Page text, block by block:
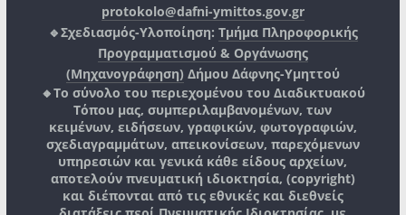
protokolo@dafni-ymittos.gov.gr
🔹Σχεδιασμός-Υλοποίηση: Τμήμα Πληροφορικής
Προγραμματισμού & Οργάνωσης
(Μηχανογράφηση) Δήμου Δάφνης-Υμηττού
🔸Το σύνολο του περιεχομένου του Διαδικτυακού
Τόπου μας, συμπεριλαμβανομένων, των
κειμένων, ειδήσεων, γραφικών, φωτογραφιών,
σχεδιαγραμμάτων, απεικονίσεων, παρεχόμενων
υπηρεσιών και γενικά κάθε είδους αρχείων,
αποτελούν πνευματική ιδιοκτησία, (copyright)
και διέπονται από τις εθνικές και διεθνείς